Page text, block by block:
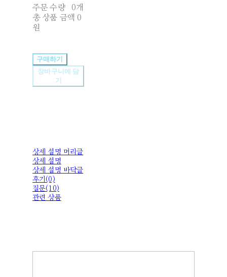
주문 수량
0개
총 상품 금액 0
원
구매하기
장바구니에 담
기
상세 설명 머리글
상세 설명
상세 설명 바닥글
후기(0)
질문(10)
관련 상품